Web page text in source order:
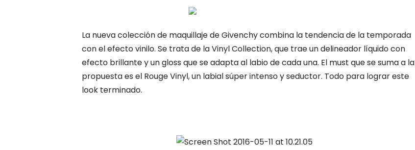
La nueva colección de maquillaje de Givenchy combina la tendencia de la temporada
con el efecto vinilo. Se trata de la Vinyl Collection, que trae un delineador líquido con
efecto brillante y un gloss que se adapta al labio de cada una. El must que se suma a la
propuesta es el Rouge Vinyl, un labial súper intenso y seductor. Todo para lograr este
look terminado.